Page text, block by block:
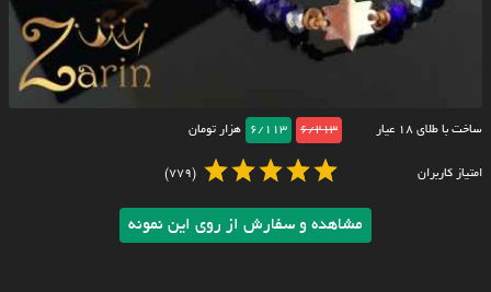
ساخت با طلای ۱۸ عیار 6/213
6/113 هزار تومان
امتیاز کاربران (779)
مشاهده و سفارش از روی این نمونه